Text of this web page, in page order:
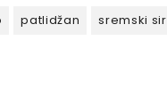
patlidžan
sremski sir